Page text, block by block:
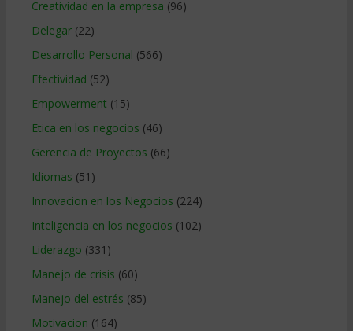
Creatividad en la empresa (96)
Delegar(22)
Desarrollo Personal (566)
Efectividad (52)
Empowerment (15)
Etica en los negocios (46)
Gerencia de Proyectos (66)
Idiomas (51)
Innovacion en los Negocios (224)
Inteligencia en los negocios (102)
Liderazgo (331)
Manejo de crisis (60)
Manejo del estrés (85)
Motivacion (164)